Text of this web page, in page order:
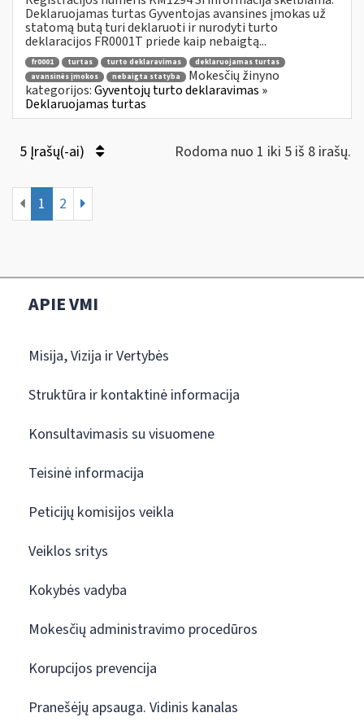
Deklaruojamas turtas Gyventojas avansines įmokas už
statomą butą turi deklaruoti ir nurodyti turto
deklaracijos FR0001T priede kaip nebaigtą...
fr0001 turtas turto deklaravimas
deklaruojamas turtas
avansinės įmokos
nebaigta statyba
Mokesčių žinyno
kategorijos:Gyventojų turto deklaravimas »
Deklaruojamas turtas
5 Įrašų(-ai) Rodoma nuo 1 iki 5 iš 8 irašų.
1 2
APIE VMI
Misija, Vizija ir Vertybės
Struktūra ir kontaktinė informacija
Konsultavimasis su visuomene
Teisinė informacija
Peticijų komisijos veikla
Veiklos sritys
Kokybės vadyba
Mokesčių administravimo procedūros
Korupcijos prevencija
Pranešėjų apsauga. Vidinis kanalas